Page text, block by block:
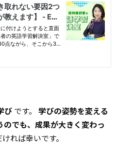
び です。 学びの姿勢を変える
でも、成果が大きく変わっ
れば幸いです。